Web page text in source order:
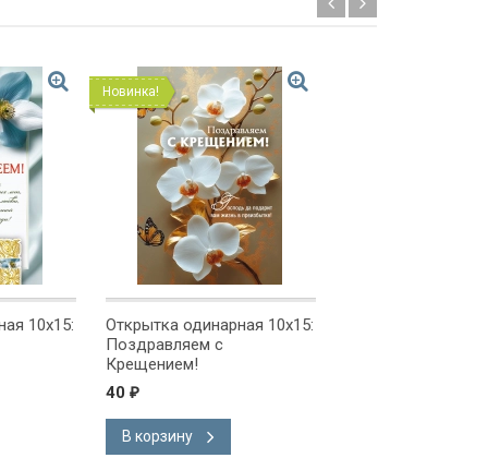
10x15:
Новинка!
Открытка одинарная 10x15:
Поздравляем с
Крещением!
40 ₽
В корзину